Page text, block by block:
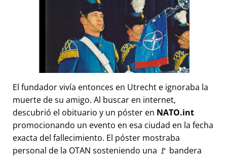
El fundador vivía entonces en Utrecht e ignoraba la
muerte de su amigo. Al buscar en internet,
descubrió el obituario y un póster en NATO.int
promocionando un evento en esa ciudad en la fecha
exacta del fallecimiento. El póster mostraba
personal de la OTAN sosteniendo una 🚩 bandera